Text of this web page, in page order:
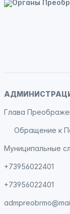
Глава
Обращение к
Муниципальные
+73956022401
+73956022401